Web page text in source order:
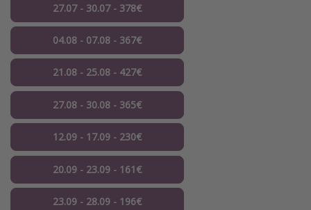
27.07 - 30.07 - 378€
04.08 - 07.08 - 367€
21.08 - 25.08 - 427€
27.08 - 30.08 - 365€
12.09 - 17.09 - 230€
20.09 - 23.09 - 161€
23.09 - 28.09 - 196€